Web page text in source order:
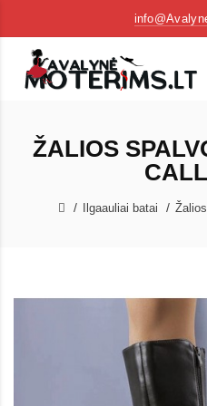
ŽALIOS
Ilgaauliai batai